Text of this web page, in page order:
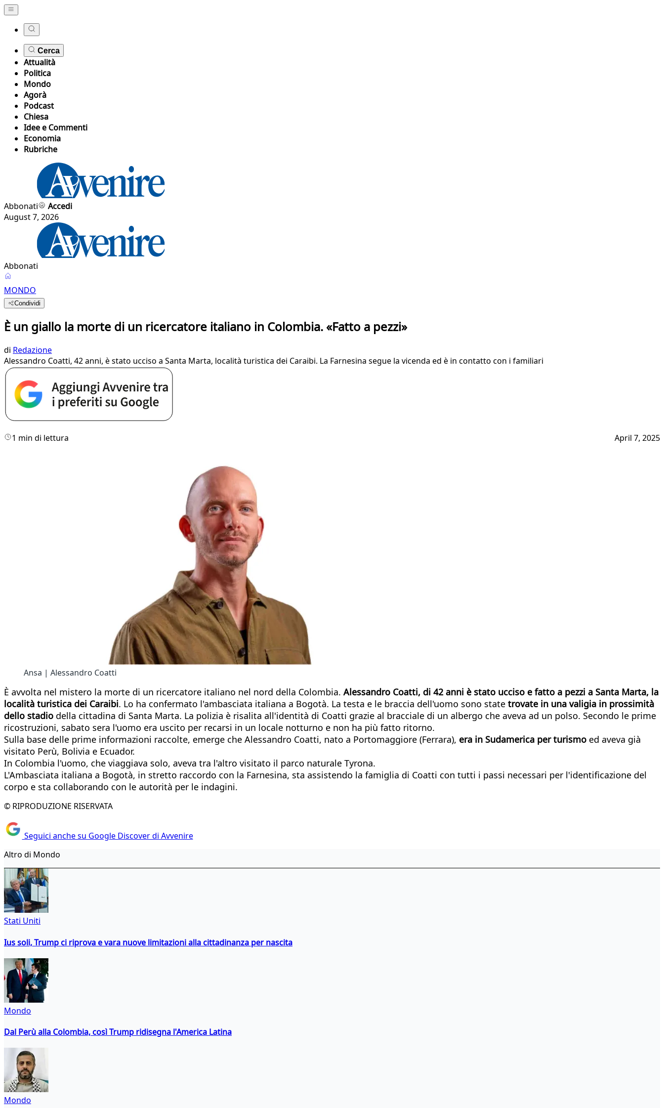
Cerca
Attualità
Politica
Mondo
Agorà
Podcast
Chiesa
Idee e Commenti
Economia
Rubriche
Abbonati
Accedi
August 7, 2026
Abbonati
MONDO
Condividi
È un giallo la morte di un ricercatore italiano in Colombia. «Fatto a pezzi»
di Redazione
Alessandro Coatti, 42 anni, è stato ucciso a Santa Marta, località turistica dei Caraibi. La Farnesina segue la vicenda ed è in contatto con i familiari
1 min di lettura April 7, 2025
Ansa | Alessandro Coatti
È avvolta nel mistero la morte di un ricercatore italiano nel nord della Colombia. Alessandro Coatti, di 42 anni è stato ucciso e fatto a pezzi a Santa Marta, la
località turistica dei Caraibi. Lo ha confermato l'ambasciata italiana a Bogotà. La testa e le braccia dell'uomo sono state trovate in una valigia in prossimità
dello stadio della cittadina di Santa Marta. La polizia è risalita all'identità di Coatti grazie al bracciale di un albergo che aveva ad un polso. Secondo le prime
ricostruzioni, sabato sera l'uomo era uscito per recarsi in un locale notturno e non ha più fatto ritorno.
Sulla base delle prime informazioni raccolte, emerge che Alessandro Coatti, nato a Portomaggiore (Ferrara), era in Sudamerica per turismo ed aveva già
visitato Perù, Bolivia e Ecuador.
In Colombia l'uomo, che viaggiava solo, aveva tra l'altro visitato il parco naturale Tyrona.
L'Ambasciata italiana a Bogotà, in stretto raccordo con la Farnesina, sta assistendo la famiglia di Coatti con tutti i passi necessari per l'identificazione del
corpo e sta collaborando con le autorità per le indagini.
© RIPRODUZIONE RISERVATA
Seguici anche su Google Discover di Avvenire
Altro di Mondo
Stati Uniti
Ius soli, Trump ci riprova e vara nuove limitazioni alla cittadinanza per nascita
Mondo
Dal Perù alla Colombia, così Trump ridisegna l'America Latina
Mondo